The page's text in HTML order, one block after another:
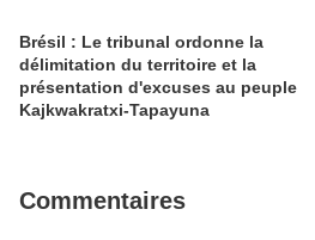
Brésil : Le tribunal ordonne la
délimitation du territoire et la
présentation d'excuses au peuple
Kajkwakratxi-Tapayuna
Commentaires